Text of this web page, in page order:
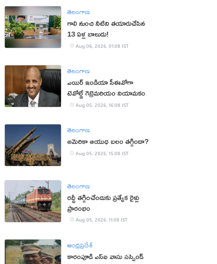
తెలంగాణ
గాలి నుంచి నీటిని తయారుచేసిన
13 ఏళ్ల బాలుడు!
Aug 06, 2026, 01:08 IST
తెలంగాణ
ఎయిర్ ఇండియా సీఈవోగా
టెవోల్డే గెబ్రెమరియం నియామకం
Aug 05, 2026, 16:08 IST
తెలంగాణ
అమెరికా ఆయుధ బలం తగ్గిందా?
Aug 05, 2026, 15:08 IST
తెలంగాణ
రద్దీ తగ్గించేందుకు ప్రత్యేక రైళ్లు
ప్రారంభం
Aug 05, 2026, 11:08 IST
ఆంధ్రప్రదేశ్
కారంపూడి ఎస్ఐ వాసు స‌స్పెండ్‌